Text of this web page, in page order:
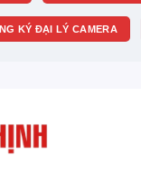
KÝ ĐẠI LÝ CAMERA